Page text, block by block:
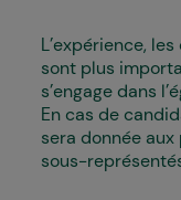
L’expérience,
sont plus
s’engage dans
En cas de
sera donnée aux
sous-